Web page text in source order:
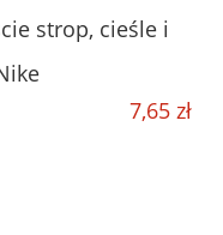
strop, cieśle i
7,65 zł